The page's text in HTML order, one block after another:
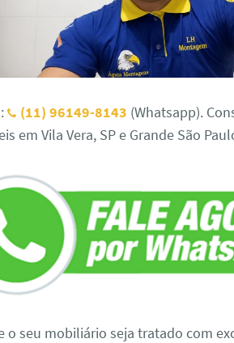
(11) 96149-8143 (Whatsapp).
em Vila Vera, SP e Grande São
o seu mobiliário seja tratado com